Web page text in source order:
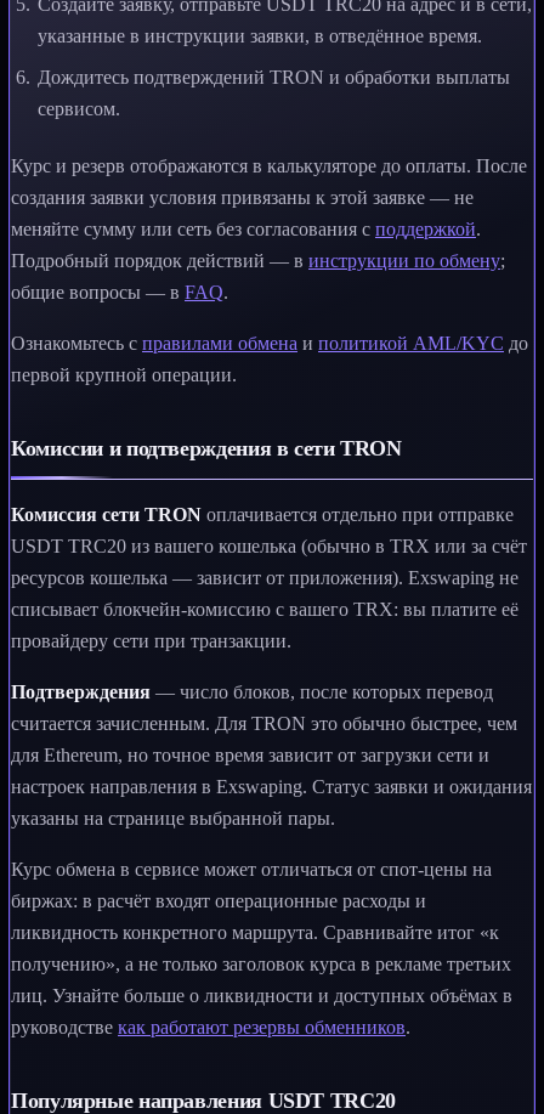
Создайте заявку, отправьте USDT TRC20 на адрес и в сети,
указанные в инструкции заявки, в отведённое время.
Дождитесь подтверждений TRON и обработки выплаты
сервисом.
Курс и резерв отображаются в калькуляторе до оплаты. После
создания заявки условия привязаны к этой заявке — не
меняйте сумму или сеть без согласования с поддержкой.
Подробный порядок действий — в инструкции по обмену;
общие вопросы — в FAQ.
Ознакомьтесь с правилами обмена и политикой AML/KYC до
первой крупной операции.
Комиссии и подтверждения в сети TRON
Комиссия сети TRON оплачивается отдельно при отправке
USDT TRC20 из вашего кошелька (обычно в TRX или за счёт
ресурсов кошелька — зависит от приложения). Exswaping не
списывает блокчейн-комиссию с вашего TRX: вы платите её
провайдеру сети при транзакции.
Подтверждения — число блоков, после которых перевод
считается зачисленным. Для TRON это обычно быстрее, чем
для Ethereum, но точное время зависит от загрузки сети и
настроек направления в Exswaping. Статус заявки и ожидания
указаны на странице выбранной пары.
Курс обмена в сервисе может отличаться от спот-цены на
биржах: в расчёт входят операционные расходы и
ликвидность конкретного маршрута. Сравнивайте итог «к
получению», а не только заголовок курса в рекламе третьих
лиц. Узнайте больше о ликвидности и доступных объёмах в
руководстве как работают резервы обменников.
Популярные направления USDT TRC20